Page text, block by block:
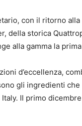
con il ritorno
della storica
alla gamma la
d’eccellenza,
gli ingredienti
Il primo